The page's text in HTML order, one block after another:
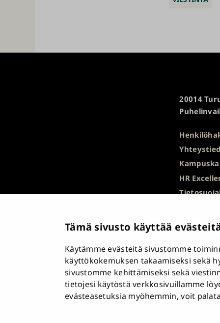
Tämä sivusto käyttää
Käytämme evästeitä sivustomme
käyttökokemuksen takaamiseksi sekä
sivustomme kehittämiseksi sekä
tietojesi käytöstä verkkosivuillamme
evästeasetuksia myöhemmin, voit
20014
HR
Palaute
Intranet